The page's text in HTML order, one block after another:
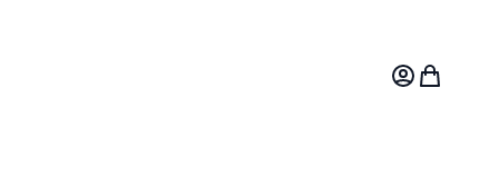
Mitt konto